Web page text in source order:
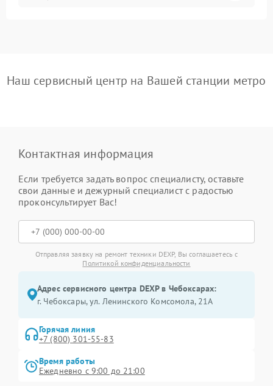
Наш сервисный центр на Вашей станции метро
Контактная информация
Если требуется задать вопрос специалисту, оставьте
свои данные и дежурный специалист с радостью
проконсультирует Вас!
Отправляя заявку на ремонт техники DEXP, Вы соглашаетесь с
Политикой конфиденциальности
Адрес сервисного центра DEXP в Чебоксарах:
г. Чебоксары, ул. Ленинского Комсомола, 21А
Горячая линия
+7 (800) 301-55-83
Время работы
Ежедневно с 9:00 до 21:00